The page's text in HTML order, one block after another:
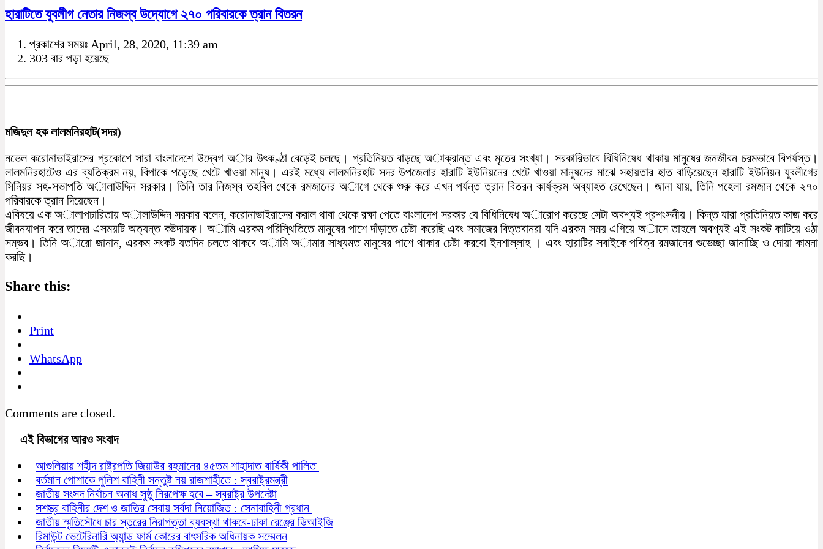
হারাটিতে যুবলীগ নেতার নিজস্ব উদ্যোগে ২৭০ পরিবারকে ত্রান বিতরন
প্রকাশের সময়ঃ April, 28, 2020, 11:39 am
303 বার পড়া হয়েছে
মজিদুল হক লালমনিরহাট(সদর)
নভেল করোনাভাইরাসের প্রকোপে সারা বাংলাদেশে উদ্বেগ অার উৎকণ্ঠা বেড়েই চলছে। প্রতিনিয়ত বাড়ছে অাক্রান্ত এবং মৃতের সংখ্যা। সরকারিভাবে বিধিনিষেধ থাকায় মানুষের জনজীবন চরমভাবে বিপর্যস্ত।
লালমনিরহাটেও এর ব্যতিক্রম নয়, বিপাকে পড়েছে খেটে খাওয়া মানুষ। এরই মধ্যে লালমনিরহাট সদর উপজেলার হারাটি ইউনিয়নের খেটে খাওয়া মানুষদের মাঝে সহায়তার হাত বাড়িয়েছেন হারাটি ইউনিয়ন যুবলীগের
সিনিয়র সহ-সভাপতি অালাউদ্দিন সরকার। তিনি তার নিজস্ব তহবিল থেকে রমজানের অাগে থেকে শুরু করে এখন পর্যন্ত ত্রান বিতরন কার্যক্রম অব্যাহত রেখেছেন। জানা যায়, তিনি পহেলা রমজান থেকে ২৭০
পরিবারকে ত্রান দিয়েছেন।
এবিষয়ে এক অালাপচারিতায় অালাউদ্দিন সরকার বলেন, করোনাভাইরাসের করাল থাবা থেকে রক্ষা পেতে বাংলাদেশ সরকার যে বিধিনিষেধ অারোপ করেছে সেটা অবশ্যই প্রশংসনীয়। কিন্ত যারা প্রতিনিয়ত কাজ করে
জীবনযাপন করে তাদের এসময়টি অত্যন্ত কষ্টদায়ক। অামি এরকম পরিস্থিতিতে মানুষের পাশে দাঁড়াতে চেষ্টা করেছি এবং সমাজের বিত্তবানরা যদি এরকম সময় এগিয়ে অাসে তাহলে অবশ্যই এই সংকট কাটিয়ে ওঠা
সম্ভব। তিনি অারো জানান, এরকম সংকট যতদিন চলতে থাকবে অামি অামার সাধ্যমত মানুষের পাশে থাকার চেষ্টা করবো ইনশাল্লাহ । এবং হারাটির সবাইকে পবিত্র রমজানের শুভেচ্ছা জানাচ্ছি ও দোয়া কামনা
করছি।
Share this:
Print
WhatsApp
Comments are closed.
এই বিভাগের আরও সংবাদ
আশুলিয়ায় শহীদ রাষ্ট্রপতি জিয়াউর রহমানের ৪৫তম শাহাদাত বার্ষিকী পালিত
বর্তমান পোশাকে পুলিশ বাহিনী সন্তুষ্ট নয় রাজশাহীতে : স্বরাষ্ট্রমন্ত্রী
জাতীয় সংসদ নির্বাচন অনাধ সুষ্ঠু নিরপেক্ষ হবে – স্বরাষ্ট্র উপদেষ্টা
সশস্ত্র বাহিনীর দেশ ও জাতির সেবায় সর্বদা নিয়োজিত : সেনাবাহিনী প্রধান
জাতীয় স্মৃতিসৌধে চার স্তরের নিরাপত্তা ব্যবস্থা থাকবে-ঢাকা রেঞ্জের ডিআইজি
রিমাউন্ট ভেটেরিনারি অ্যান্ড ফার্ম কোরের বাৎসরিক অধিনায়ক সম্মেলন